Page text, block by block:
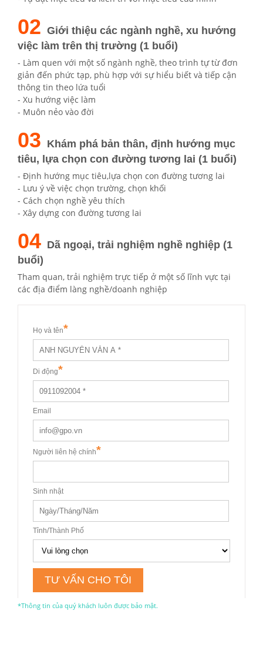
02 Giới thiệu các ngành nghề, xu hướng
việc làm trên thị trường (1 buổi)
- Làm quen với một số ngành nghề, theo trình tự từ đơn
giản đến phức tạp, phù hợp với sự hiểu biết và tiếp cận
thông tin theo lứa tuổi
- Xu hướng việc làm
- Muôn nẻo vào đời
03 Khám phá bản thân, định hướng mục
tiêu, lựa chọn con đường tương lai (1 buổi)
- Định hướng mục tiêu,lựa chọn con đường tương lai
- Lưu ý về việc chọn trường, chọn khối
- Cách chọn nghề yêu thích
- Xây dựng con đường tương lai
04 Dã ngoại, trải nghiệm nghề nghiệp (1
buổi)
Tham quan, trải nghiệm trực tiếp ở một số lĩnh vực tại
các địa điểm làng nghề/doanh nghiệp
*Thông tin của quý khách luôn được bảo mật.